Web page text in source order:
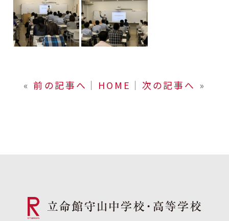
« 前の記事へ │ HOME │ 次の記事へ »